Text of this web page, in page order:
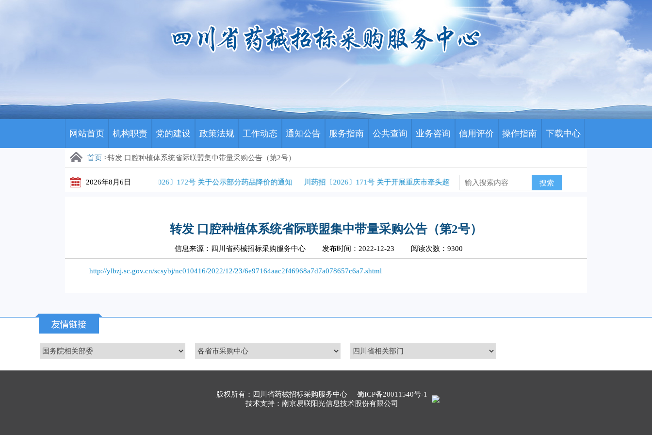
网站首页 机构职责 党的建设 政策法规 工作动态 通知公告 服务指南 公共查询 业务咨询 信用评价 操作指南 下载中心
首页 >转发 口腔种植体系统省际联盟集中带量采购公告（第2号）
2026年8月6日川药招〔2026〕172号 关于公示部分药品降价的通知 川药招〔2026〕171号 关于开展重庆市牵头超声刀头和中心静脉导管类医用耗材历史采购数据及采购需求量填
搜索
转发 口腔种植体系统省际联盟集中带量采购公告（第2号）
信息来源：四川省药械招标采购服务中心 发布时间：2022-12-23 阅读次数：9300
http://ylbzj.sc.gov.cn/scsybj/nc010416/2022/12/23/6e97164aac2f46968a7d7a078657c6a7.shtml
版权所有：四川省药械招标采购服务中心 蜀ICP备20011540号-1
技术支持：南京易联阳光信息技术股份有限公司